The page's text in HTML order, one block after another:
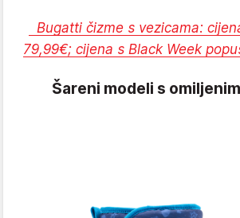
Bugatti čizme s vezicama:
79,99€; cijena s Black Week
Šareni modeli s